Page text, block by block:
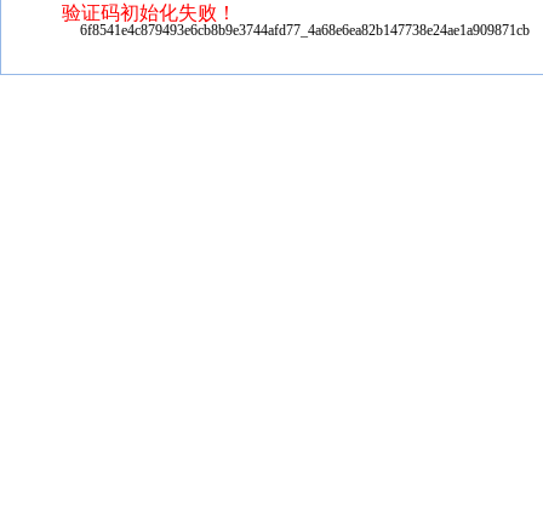
验证码初始化失败！
6f8541e4c879493e6cb8b9e3744afd77_4a68e6ea82b147738e24ae1a909871cb